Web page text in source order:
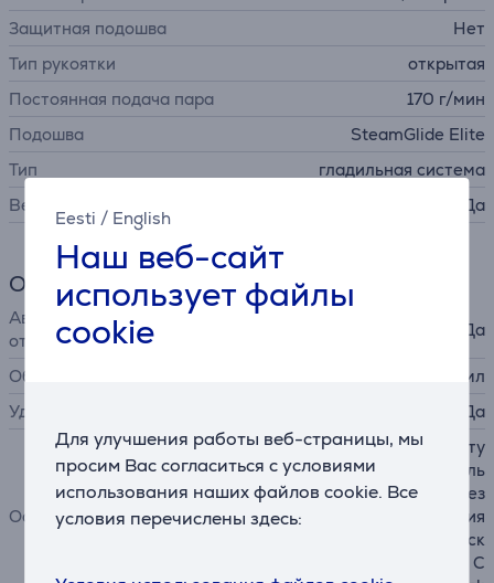
Eesti / English
Наш веб-сайт
использует файлы
cookie
Для улучшения работы веб-страницы, мы
просим Вас согласиться с условиями
использования наших файлов cookie. Все
условия перечислены здесь:
Защитная подошва
Нет
Тип рукоятки
открытая
Постоянная подача пара
170 г/мин
Подошва
SteamGlide Elite
Тип
гладильная система
Вертикальное отпаривание
Да
Общий параметр
Автоматическое
отключение
Да
Объем резервуара для воды
1800 мл
Удаление накипи
Да
Особенности
автоматическая интеллекту
альная подача пара, неболь
шой вес утюга, съемный рез
ервуар для воды, технология
OptimalTEMP: никакого риск
а прожечь ткань, фиксация C